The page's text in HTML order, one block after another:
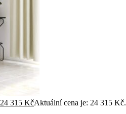
24 315 KčAktuální cena je: 24 315 Kč.